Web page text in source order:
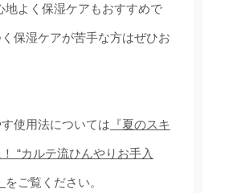
地よく保湿ケアもおすすめで
保湿ケアが苦手な方はぜひお
使用法については 『夏のスキ
“カルテ流ひんやりお手入
をご覧ください。